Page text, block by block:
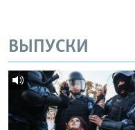
ВЫПУСКИ